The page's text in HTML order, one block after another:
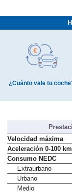
Velocidad máxima
Aceleración 0-100 km/
Consumo NEDC
Extraurbano
Urbano